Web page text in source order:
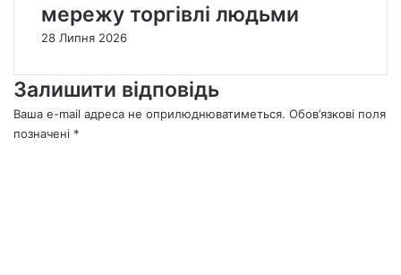
мережу торгівлі людьми
28 Липня 2026
Залишити відповідь
Ваша e-mail адреса не оприлюднюватиметься. Обов’язкові поля
позначені *